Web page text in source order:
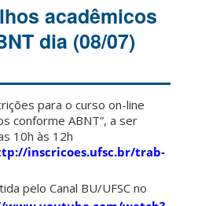
acadêmicos
dia (08/07)
para o curso on-line
conforme ABNT”, a ser
10h às 12h
inscricoes.ufsc.br/trab-
pelo Canal BU/UFSC no